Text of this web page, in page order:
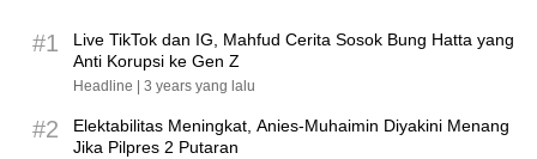
#1
Live TikTok dan IG, Mahfud Cerita Sosok Bung Hatta yang
Anti Korupsi ke Gen Z
Headline | 3 years yang lalu
#2
Elektabilitas Meningkat, Anies-Muhaimin Diyakini Menang
Jika Pilpres 2 Putaran